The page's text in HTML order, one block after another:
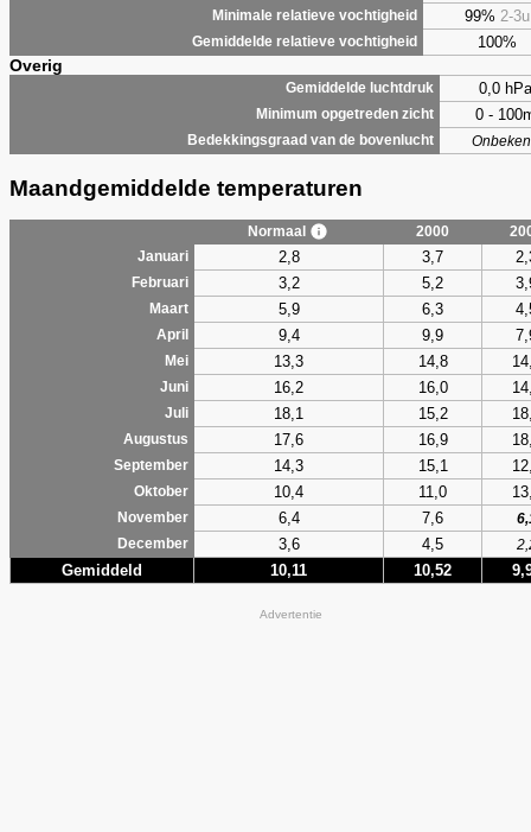
Minimale relatieve vochtigheid 99% 2-3u
Gemiddelde relatieve vochtigheid 100%
Overig
Gemiddelde luchtdruk 0,0 hPa
Minimum opgetreden zicht 0 -
Bedekkingsgraad van de bovenlucht
Maandgemiddelde temperaturen
Normaal 2000
Januari
2,8 3,7
Februari 3,2 5,2
Maart 5,9 6,3
April 9,4 9,9
Mei 13,3 14,8
Juni 16,2 16,0
Juli 18,1 15,2
Augustus 17,6 16,9
September 14,3 15,1
Oktober 10,4 11,0
November 6,4 7,6
December
3,6 4,5
Gemiddeld 10,11 10,52
Advertentie